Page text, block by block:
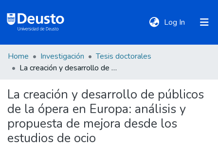
Log In (current)
DeustoTeka
Communities
&
Collections
Home Investigación
Tesis doctorales
La creación y desarrollo de públicos de la ópera en Europa: análisis y propuesta de mejora desde los estudios de ocio
La creación y desarrollo de públicos
de la ópera en Europa: análisis y
propuesta de mejora desde los
estudios de ocio